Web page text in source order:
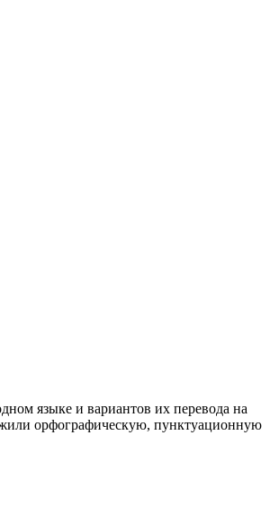
языке и вариантов их перевода на
орфографическую, пунктуационную